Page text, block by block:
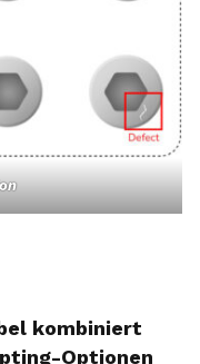
kombiniert
Optionen